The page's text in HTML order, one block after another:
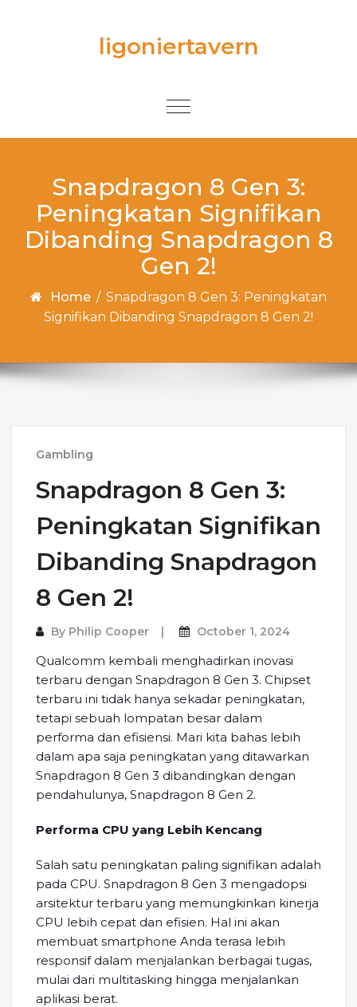
ligoniertavern
Toggle
Snapdragon 8 Gen 3:
Peningkatan Signifikan
Dibanding Snapdragon 8
Gen 2!
Home / Snapdragon 8 Gen 3: Peningkatan
Signifikan Dibanding Snapdragon 8 Gen 2!
Gambling
Snapdragon 8 Gen 3:
Peningkatan Signifikan
Dibanding Snapdragon
8 Gen 2!
By Philip Cooper October 1, 2024
Qualcomm kembali menghadirkan inovasi
terbaru dengan Snapdragon 8 Gen 3. Chipset
terbaru ini tidak hanya sekadar peningkatan,
tetapi sebuah lompatan besar dalam
performa dan efisiensi. Mari kita bahas lebih
dalam apa saja peningkatan yang ditawarkan
Snapdragon 8 Gen 3 dibandingkan dengan
pendahulunya, Snapdragon 8 Gen 2.
Performa CPU yang Lebih Kencang
Salah satu peningkatan paling signifikan adalah
pada CPU. Snapdragon 8 Gen 3 mengadopsi
arsitektur terbaru yang memungkinkan kinerja
CPU lebih cepat dan efisien. Hal ini akan
membuat smartphone Anda terasa lebih
responsif dalam menjalankan berbagai tugas,
mulai dari multitasking hingga menjalankan
aplikasi berat.